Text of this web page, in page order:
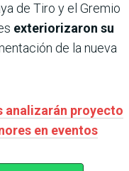
de Tiro y el Gremio
exteriorizaron su
de la nueva
analizarán proyecto
en eventos